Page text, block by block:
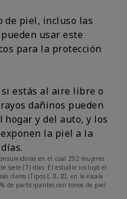
de piel, incluso las
usar este
para la protección
estás al aire libre o
dañinos pueden
y del auto, y los
la piel a la
en el cual 292 mujeres
siete (7) días. El estudio incluyó el
claros (Tipos I, II, III, en la escala
de participantes con tonos de piel